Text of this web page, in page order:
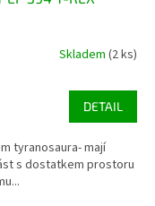
Skladem (2 ks)
DETAIL
tyranosaura- mají
s dostatkem prostoru